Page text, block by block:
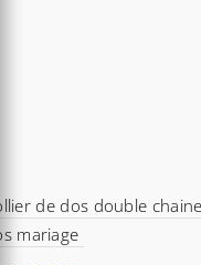
de dos double
mariage